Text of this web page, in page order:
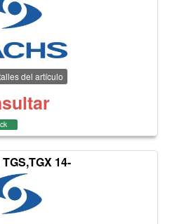
del artículo
14-